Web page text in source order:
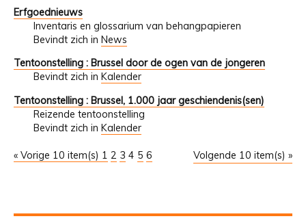
Erfgoednieuws
Inventaris en glossarium van behangpapieren
Bevindt zich in News
Tentoonstelling : Brussel door de ogen van de jongeren
Bevindt zich in Kalender
Tentoonstelling : Brussel, 1.000 jaar geschiendenis(sen)
Reizende tentoonstelling
Bevindt zich in Kalender
« Vorige 10 item(s) Volgende 10 item(s) »
1 2 3 4 5 6